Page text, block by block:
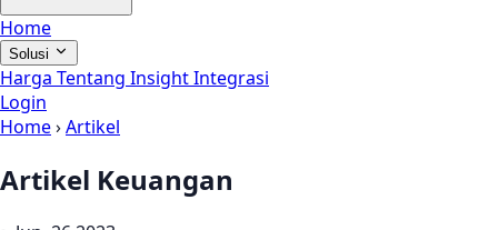
Home
Solusi
Harga Tentang InsightIntegrasi
Login
Home›Artikel
Artikel Keuangan